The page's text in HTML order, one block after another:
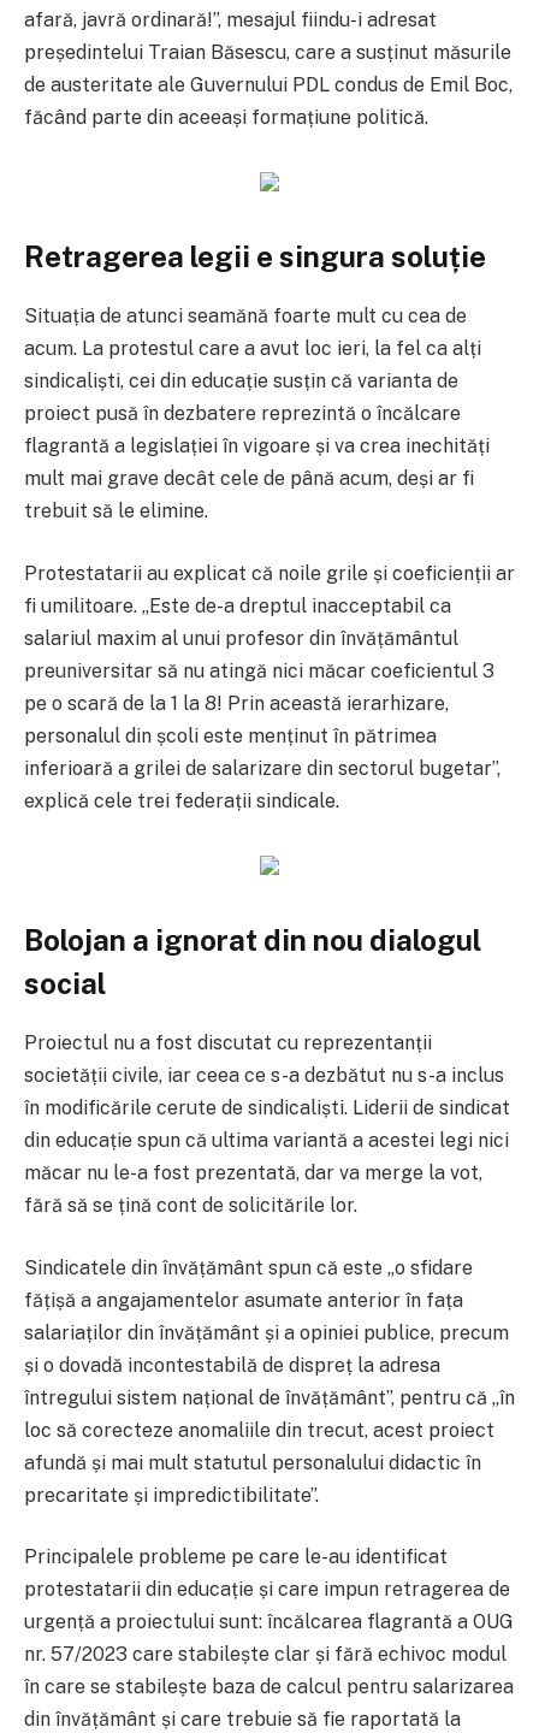
afară, javră ordinară!”, mesajul fiindu-i adresat
președintelui Traian Băsescu, care a susținut măsurile
de austeritate ale Guvernului PDL condus de Emil Boc,
făcând parte din aceeași formațiune politică.
Retragerea legii e singura soluție
Situația de atunci seamănă foarte mult cu cea de
acum. La protestul care a avut loc ieri, la fel ca alți
sindicaliști, cei din educație susțin că varianta de
proiect pusă în dezbatere reprezintă o încălcare
flagrantă a legislației în vigoare și va crea inechități
mult mai grave decât cele de până acum, deși ar fi
trebuit să le elimine.
Protestatarii au explicat că noile grile și coeficienții ar
fi umilitoare. „Este de-a dreptul inacceptabil ca
salariul maxim al unui profesor din învățământul
preuniversitar să nu atingă nici măcar coeficientul 3
pe o scară de la 1 la 8! Prin această ierarhizare,
personalul din școli este menținut în pătrimea
inferioară a grilei de salarizare din sectorul bugetar”,
explică cele trei federații sindicale.
Bolojan a ignorat din nou dialogul
social
Proiectul nu a fost discutat cu reprezentanții
societății civile, iar ceea ce s-a dezbătut nu s-a inclus
în modificările cerute de sindicaliști. Liderii de sindicat
din educație spun că ultima variantă a acestei legi nici
măcar nu le-a fost prezentată, dar va merge la vot,
fără să se țină cont de solicitările lor.
Sindicatele din învățământ spun că este „o sfidare
fățișă a angajamentelor asumate anterior în fața
salariaților din învățământ și a opiniei publice, precum
și o dovadă incontestabilă de dispreț la adresa
întregului sistem național de învățământ”, pentru că „în
loc să corecteze anomaliile din trecut, acest proiect
afundă și mai mult statutul personalului didactic în
precaritate și impredictibilitate”.
Principalele probleme pe care le-au identificat
protestatarii din educație și care impun retragerea de
urgență a proiectului sunt: încălcarea flagrantă a OUG
nr. 57/2023 care stabilește clar și fără echivoc modul
în care se stabilește baza de calcul pentru salarizarea
din învățământ și care trebuie să fie raportată la